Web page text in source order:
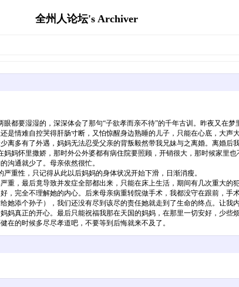
全州人论坛's Archiver
要湿湿的，深深体会了那句“子欲孝而亲不待”的千年古训。昨夜又在
情难自控哭得肝肠寸断，又怕惊醒身边熟睡的儿子，只能在心底，大声
有了外遇，妈妈无法忍受父亲的背叛毅然带我兄妹与之离婚。离婚后
妈怀里撒娇，那时外公外婆都有病住院要照顾，开销很大，那时候家里
通就少了。母亲依然很忙。
性，只记得从此以后妈妈的身体状况开始下滑，日渐消瘦。
，最后竟导致并发症全部都出来，只能在床上生活，期间有几次重大的
完全不理解她的内心。后来母亲病重转院做手术，我都没守在跟前，手
个孙子），我们还没有尽到该尽的责任她就走到了生命的终点。让我
真正的开心。最后只能祝福我那在天国的妈妈，在那里一切安好，少些烦
的时候多尽尽孝道吧，不要等到后悔就来不及了。